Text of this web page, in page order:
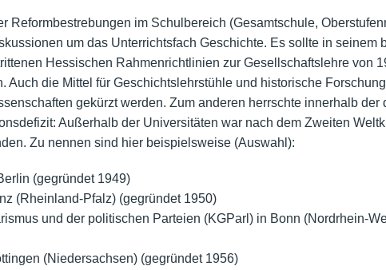
Reformbestrebungen im Schulbereich (Gesamtschule,
um das Unterrichtsfach Geschichte. Es sollte in seinem
Hessischen Rahmenrichtlinien zur Gesellschaftslehre von
die Mittel für Geschichtslehrstühle und historische
gekürzt werden. Zum anderen herrschte innerhalb der
Außerhalb der Universitäten war nach dem Zweiten
Zu nennen sind hier beispielsweise (Auswahl):
(gegründet 1949)
(Rheinland-Pfalz) (gegründet 1950)
und der politischen Parteien (KGParl) in Bonn (Nordrhein-
(Niedersachsen) (gegründet 1956)